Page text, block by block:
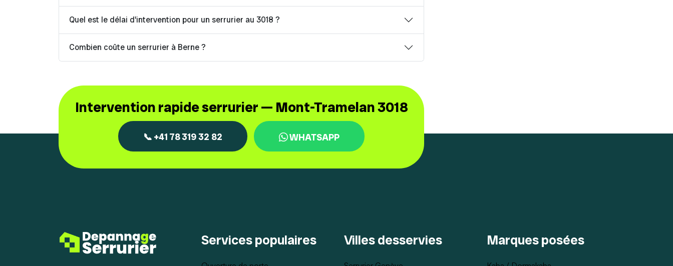
Quel est le délai d'intervention pour un serrurier au 3018 ?
Combien coûte un serrurier à Berne ?
Intervention rapide serrurier — Mont-Tramelan 3018
📞 +41 78 319 32 82 WHATSAPP
Services populaires Villes desservies Marques posées